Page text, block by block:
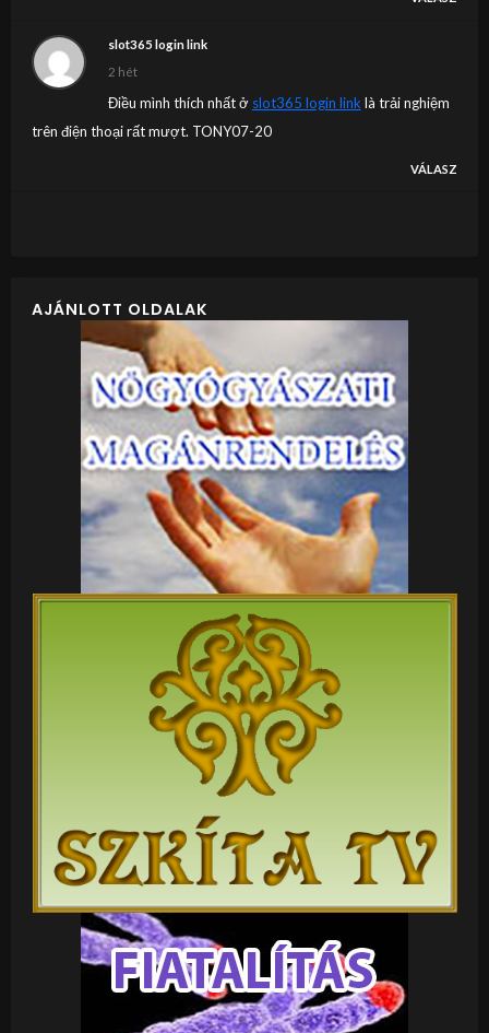
slot365 login link
2 hét
Điều mình thích nhất ở slot365 login linklà trải nghiệm
trên điện thoại rất mượt. TONY07-20
VÁLASZ
AJÁNLOTT OLDALAK